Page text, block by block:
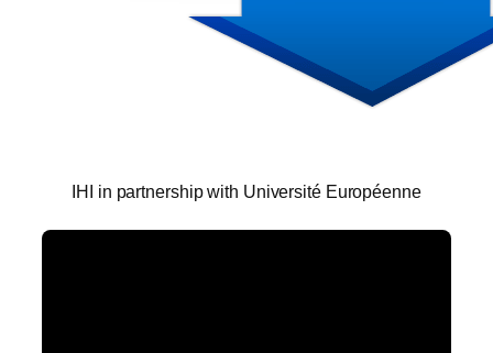
IHI in partnership with Université Européenne